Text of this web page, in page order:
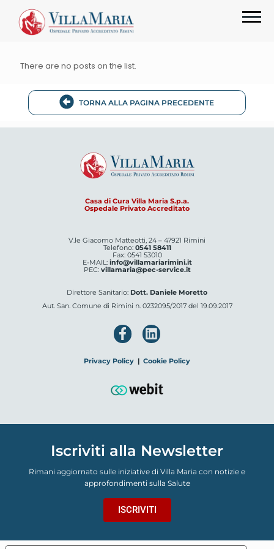
There are no posts on the list.
TORNA ALLA PAGINA PRECEDENTE
Casa di Cura Villa Maria S.p.a.
Ospedale Privato Accreditato
V.le Giacomo Matteotti, 24 – 47921 Rimini
Telefono: 0541 58411
Fax: 0541 53010
E-MAIL: info@villamariarimini.it
PEC: villamaria@pec-service.it
Direttore Sanitario: Dott. Daniele Moretto
Aut. San. Comune di Rimini n. 0232095/2017 del 19.09.2017
Privacy Policy | Cookie Policy
Iscriviti alla Newsletter
Rimani aggiornato sulle iniziative di Villa Maria con notizie e
approfondimenti sulla Salute
ISCRIVITI